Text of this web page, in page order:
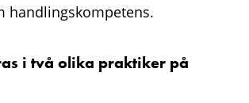
handlingskompetens.
i två olika praktiker på